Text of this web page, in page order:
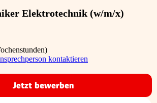
Elektrotechnik (w/m/x)
kontaktieren
Jetzt bewerben